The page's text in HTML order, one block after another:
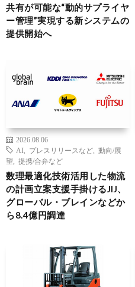
共有が可能な“動的サプライヤ
ー管理”実現する新システムの
提供開始へ
2026.08.06
AI
プレスリリースなど
動向/展
望
提携/合弁など
数理最適化技術活用した物流
の計画立案支援手掛けるJIJ、
グローバル・ブレインなどか
ら8.4億円調達